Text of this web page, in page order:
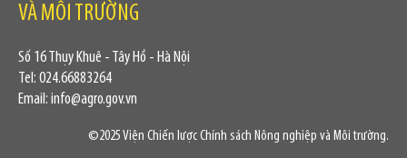
VÀ MÔI TRƯỜNG
Số 16 Thụy Khuê - Tây Hồ - Hà Nội
Tel: 024.66883264
Email: info@agro.gov.vn
©2025 Viện Chiến lược Chính sách Nông nghiệp và Môi trường.